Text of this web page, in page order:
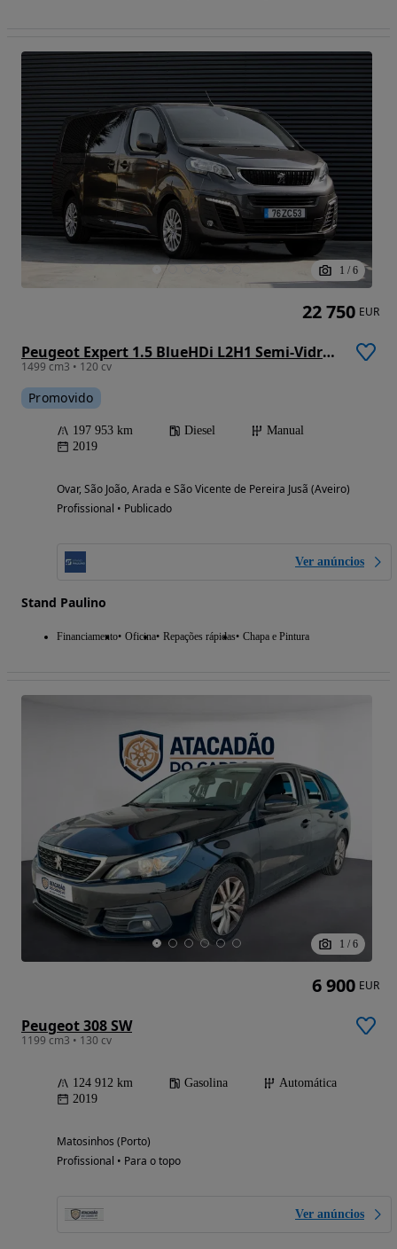
1 / 6
Peugeot Expert 1.5 BlueHDi L2H1 Semi-Vidrado
1499 cm3 • 120 cv
Promovido
197 953 km Diesel
Manual
2019
Ovar, São João, Arada e São Vicente de Pereira Jusã (Aveiro)
Profissional • Publicado
Ver anúncios
Stand Paulino
Financiamento Oficina Repações rápidas Chapa e Pintura
22 750 EUR
1 / 6
Peugeot 308 SW
1199 cm3 • 130 cv
124 912 km Gasolina
Automática
2019
Matosinhos (Porto)
Profissional • Para o topo
Ver anúncios
6 900 EUR